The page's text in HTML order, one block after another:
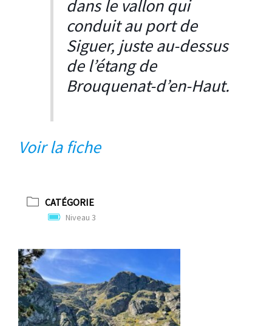
dans le vallon qui
conduit au port de
Siguer, juste au-dessus
de l’étang de
Brouquenat-d’en-Haut.
Voir la fiche
CATÉGORIE
Niveau 3